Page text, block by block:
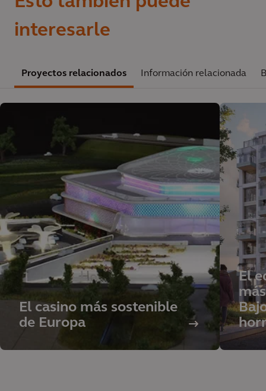
interesarle
Proyectos relacionados Información relacionada
El casino más sostenible
de Europa
El